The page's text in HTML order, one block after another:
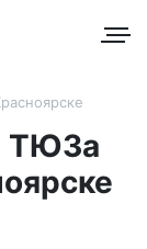
ТЮЗа